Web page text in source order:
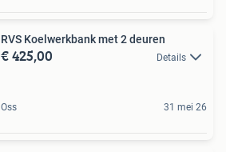
RVS Koelwerkbank met 2 deuren
€ 425,00 Details
Oss 31 mei 26